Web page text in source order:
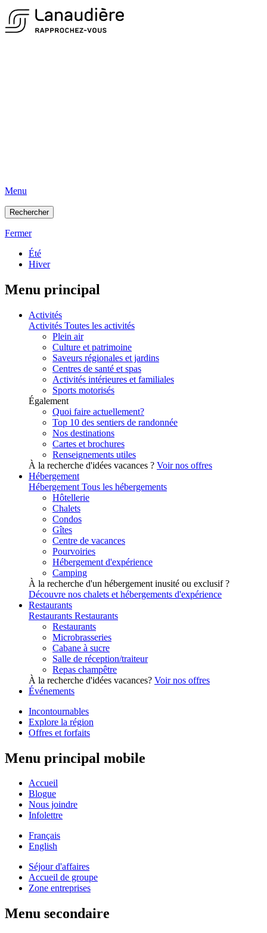
Menu
Rechercher
Fermer
Été
Hiver
Menu principal
Activités
Activités Toutes les activités
Plein air
Culture et patrimoine
Saveurs régionales et jardins
Centres de santé et spas
Activités intérieures et familiales
Sports motorisés
Également
Quoi faire actuellement?
Top 10 des sentiers de randonnée
Nos destinations
Cartes et brochures
Renseignements utiles
À la recherche d'idées vacances ? Voir nos offres
Hébergement
Hébergement Tous les hébergements
Hôtellerie
Chalets
Condos
Gîtes
Centre de vacances
Pourvoiries
Hébergement d'expérience
Camping
À la recherche d'un hébergement inusité ou exclusif ?
Découvre nos chalets et hébergements d'expérience
Restaurants
Restaurants Restaurants
Restaurants
Microbrasseries
Cabane à sucre
Salle de réception/traiteur
Repas champêtre
À la recherche d'idées vacances? Voir nos offres
Événements
Incontournables
Explore la région
Offres et forfaits
Menu principal mobile
Accueil
Blogue
Nous joindre
Infolettre
Français
English
Séjour d'affaires
Accueil de groupe
Zone entreprises
Menu secondaire